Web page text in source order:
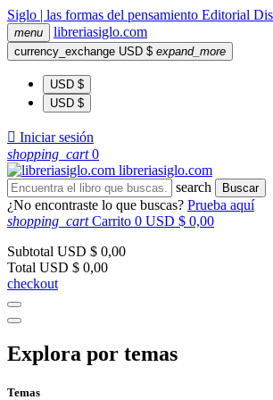
Siglo | las formas del pensamiento Editorial
menu libreriasiglo.com
currency_exchange USD $ expand_more
USD $
USD $
 Iniciar sesión
shopping_cart 0
libreriasiglo.com
search
Buscar
¿No encontraste lo que buscas? Prueba aquí
shopping_cart Carrito 0 USD $ 0,00
Subtotal USD $ 0,00
Total USD $ 0,00
checkout
Explora por temas
Temas